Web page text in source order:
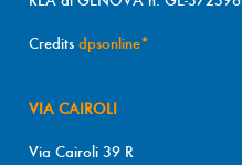
Credits dpsonline*
VIA CAIROLI
Via Cairoli 39 R